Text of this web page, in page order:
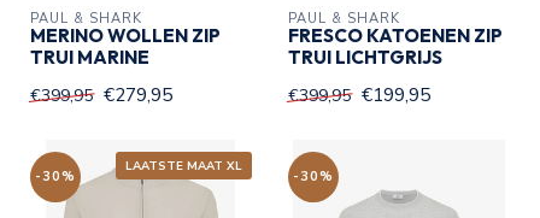
PAUL & SHARK
MERINO WOLLEN ZIP
TRUI MARINE
€399,95 €279,95
PAUL & SHARK
FRESCO KATOENEN ZIP
TRUI LICHTGRIJS
€399,95 €199,95
LAATSTE MAAT XL
-30% -30%